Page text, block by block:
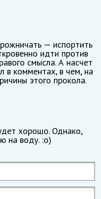
— испортить
идти против
смысла. А насчет
в комментах, в чем, на
этого прокола.
хорошо. Однако,
на воду. :о)